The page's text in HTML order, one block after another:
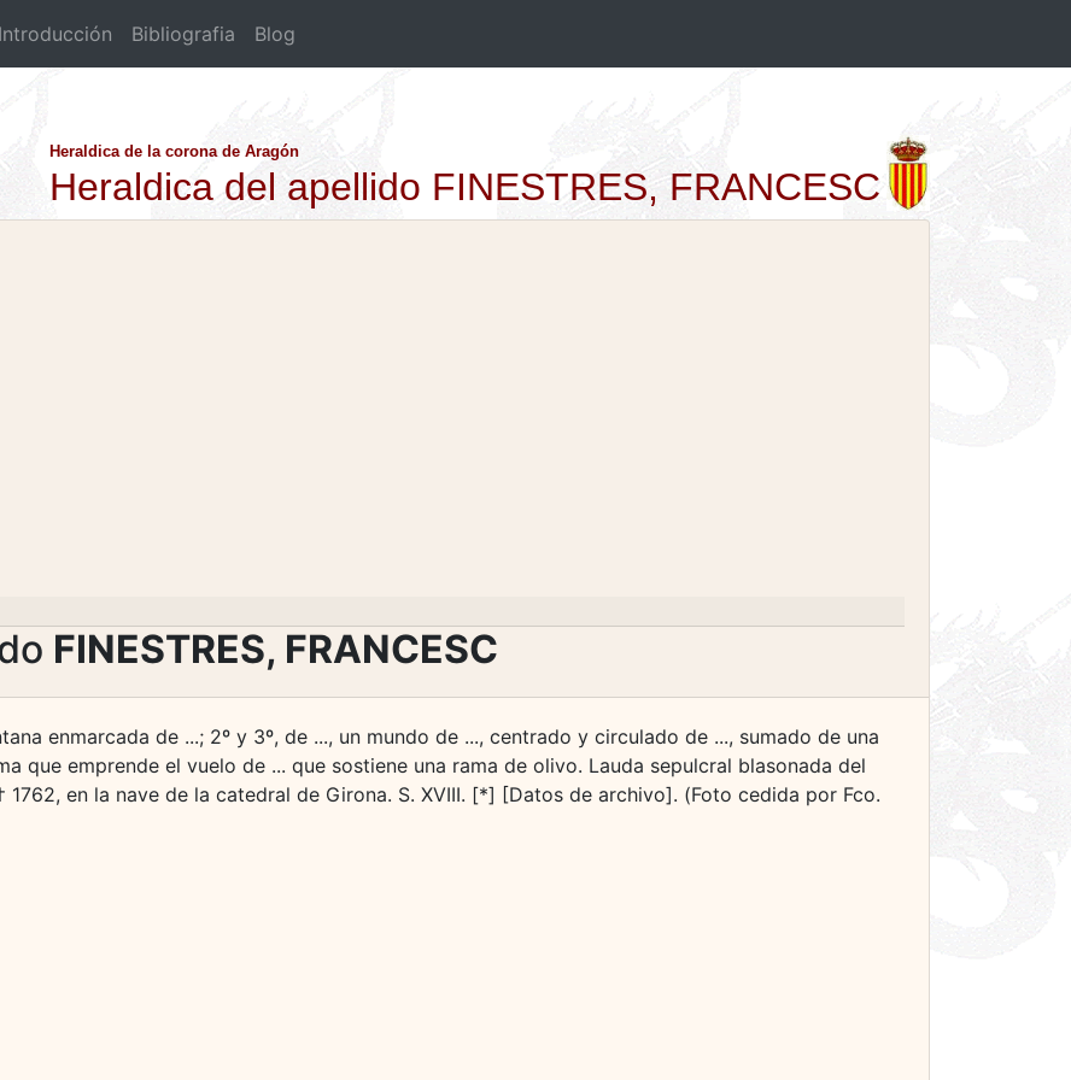
Introducción Bibliografia Blog
Heraldica de la corona de Aragón
Heraldica del apellido FINESTRES, FRANCESC
FINESTRES, FRANCESC
enmarcada de ...; 2º y 3º, de ..., un mundo de ..., centrado y circulado de ..., sumado de una
que emprende el vuelo de ... que sostiene una rama de olivo. Lauda sepulcral blasonada del
en la nave de la catedral de Girona. S. XVIII. [*] [Datos de archivo]. (Foto cedida por Fco.